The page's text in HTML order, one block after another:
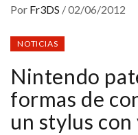
Por Fr3DS /02/06/2012
NOTICIAS
Nintendo
formas de
un stylus